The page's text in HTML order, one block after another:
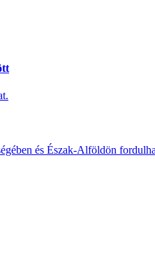
és Észak-Alföldön